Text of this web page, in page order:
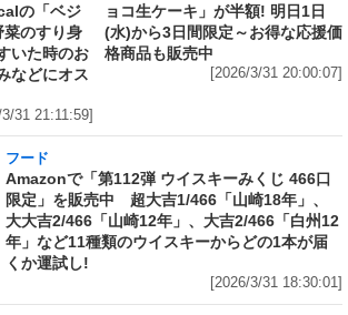
の「ベジ
のすり身
いた時のお
などにオス
31 21:11:59]
ョコ生ケーキ」が半額! 明日1日
(水)から3日間限定～お得な応援価
格商品も販売中
[2026/3/31 20:00:07]
フード
Amazonで「第112弾 ウイスキーみくじ 466口
限定」を販売中 超大吉1/466「山崎18年」、
大大吉2/466「山崎12年」、大吉2/466「白州12
年」など11種類のウイスキーからどの1本が届
くか運試し!
[2026/3/31 18:30:01]